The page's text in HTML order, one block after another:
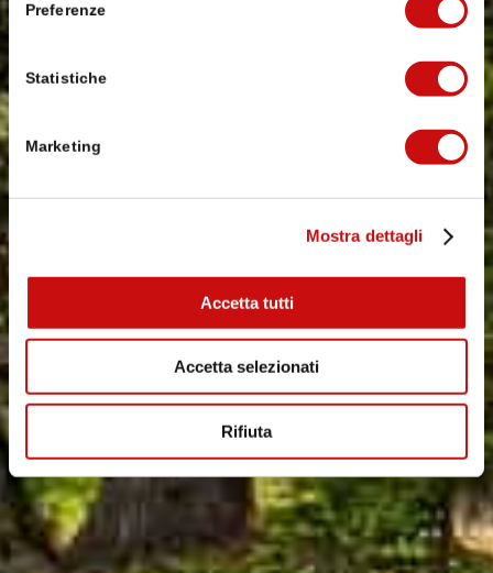
Preferenze
Statistiche
Marketing
Mostra dettagli
Accetta tutti
Accetta selezionati
Rifiuta